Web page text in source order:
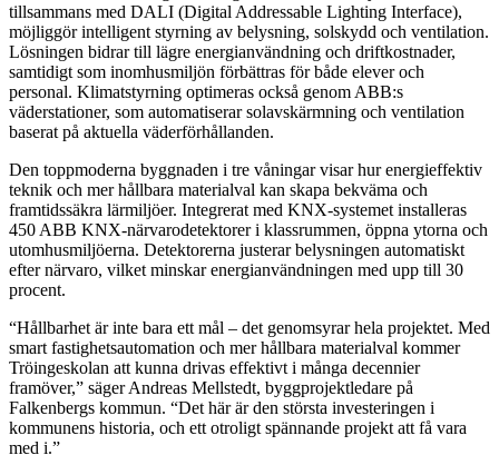
tillsammans med DALI (Digital Addressable Lighting Interface),
möjliggör intelligent styrning av belysning, solskydd och ventilation.
Lösningen bidrar till lägre energianvändning och driftkostnader,
samtidigt som inomhusmiljön förbättras för både elever och
personal. Klimatstyrning optimeras också genom ABB:s
väderstationer, som automatiserar solavskärmning och ventilation
baserat på aktuella väderförhållanden.
Den toppmoderna byggnaden i tre våningar visar hur energieffektiv
teknik och mer hållbara materialval kan skapa bekväma och
framtidssäkra lärmiljöer. Integrerat med KNX-systemet installeras
450 ABB KNX-närvarodetektorer i klassrummen, öppna ytorna och
utomhusmiljöerna. Detektorerna justerar belysningen automatiskt
efter närvaro, vilket minskar energianvändningen med upp till 30
procent.
“Hållbarhet är inte bara ett mål – det genomsyrar hela projektet. Med
smart fastighetsautomation och mer hållbara materialval kommer
Tröingeskolan att kunna drivas effektivt i många decennier
framöver,” säger Andreas Mellstedt, byggprojektledare på
Falkenbergs kommun. “Det här är den största investeringen i
kommunens historia, och ett otroligt spännande projekt att få vara
med i.”